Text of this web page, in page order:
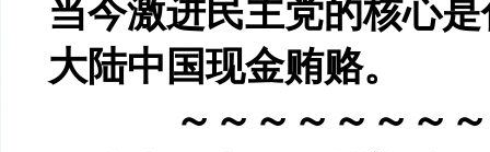
当今激进民主党的核心
大陆中国现金贿赂。
～～～～～～～